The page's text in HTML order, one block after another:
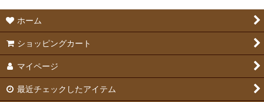
ホーム
ショッピングカート
マイページ
最近チェックしたアイテム